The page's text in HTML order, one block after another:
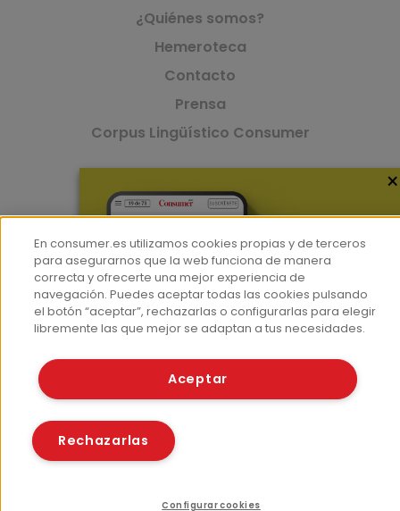
¿Quiénes somos?
Hemeroteca
Contacto
Prensa
Corpus Lingüístico Consumer
Aviso legal
Políticas de privacidad
Políticas de cookies
×
En consumer.es utilizamos cookies propias y de terceros
para asegurarnos que la web funciona de manera
correcta y ofrecerte una mejor experiencia de
navegación. Puedes aceptar todas las cookies pulsando
el botón “aceptar”, rechazarlas o configurarlas para elegir
libremente las que mejor se adaptan a tus necesidades.
Aceptar
Rechazarlas
Configurar cookies